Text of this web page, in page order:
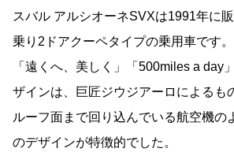
スバル アルシオーネSVXは1991年に
乗り2ドアクーペタイプの乗用車です
「遠くへ、美しく」「500miles a day
ザインは、巨匠ジウジアーロによるも
ルーフ面まで回り込んでいる航空機の
のデザインが特徴的でした。